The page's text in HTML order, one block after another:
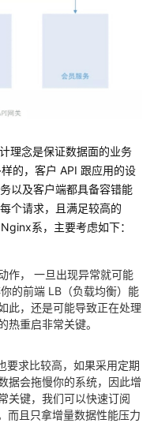
理念是保证数据面的业务
的，客户 API 跟应用的设
以及客户端都具备容错能
个请求，且满足较高的
系，主要考虑如下：
作， 一旦出现异常就可能
的前端 LB（负载均衡）能
此，还是可能导致正在处理
热重启非常关键。
要求比较高，如果采用定期
据会拖慢你的系统，因此增
关键，我们可以快速订阅
而且只拿增量数据性能压力